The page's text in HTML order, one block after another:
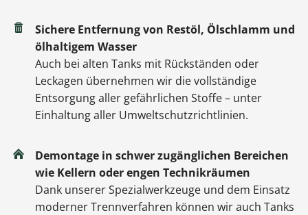
Sichere Entfernung von Restöl, Ölschlamm und
ölhaltigem Wasser
Auch bei alten Tanks mit Rückständen oder
Leckagen übernehmen wir die vollständige
Entsorgung aller gefährlichen Stoffe – unter
Einhaltung aller Umweltschutzrichtlinien.
Demontage in schwer zugänglichen Bereichen
wie Kellern oder engen Technikräumen
Dank unserer Spezialwerkzeuge und dem Einsatz
moderner Trennverfahren können wir auch Tanks